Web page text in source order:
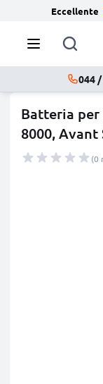
Eccellente
044 /
Batteria per
8000, Avant
(0